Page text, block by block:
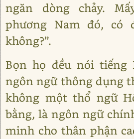
ngăn dòng chảy.
phương Nam đó, có
không?”.
Bọn họ đều nói tiếng
ngôn ngữ thông dụng
không một thổ ngữ
bằng, là ngôn ngữ
minh cho thân phận